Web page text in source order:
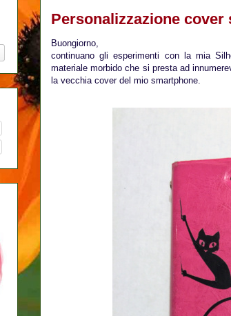
Personalizzazione cover
Buongiorno,
continuano gli esperimenti con la mia
materiale morbido che si presta ad
la vecchia cover del mio smartphone.